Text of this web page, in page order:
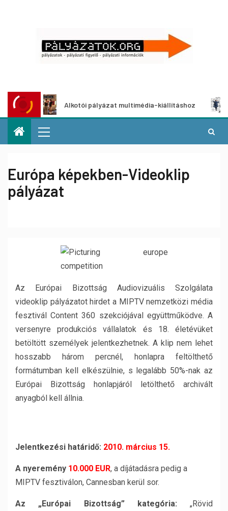
Alkotói pályázat multimédia-kiállításhoz
Európa képekben-Videoklip
pályázat
Az Európai Bizottság Audiovizuális Szolgálata
videoklip pályázatot hirdet a MIPTV nemzetközi média
fesztivál Content 360 szekciójával együttműködve. A
versenyre produkciós vállalatok és 18. életévüket
betöltött személyek jelentkezhetnek. A klip nem lehet
hosszabb három percnél, honlapra feltölthető
formátumban kell elkészülnie, s legalább 50%-nak az
Európai Bizottság honlapjáról letölthető archivált
anyagból kell állnia.
Jelentkezési határidő: 2010. március 15.
A nyeremény 10.000 EUR, a díjátadásra pedig a
MIPTV fesztiválon, Cannesban kerül sor.
Az „Európai Bizottság” kategória: „Rövid